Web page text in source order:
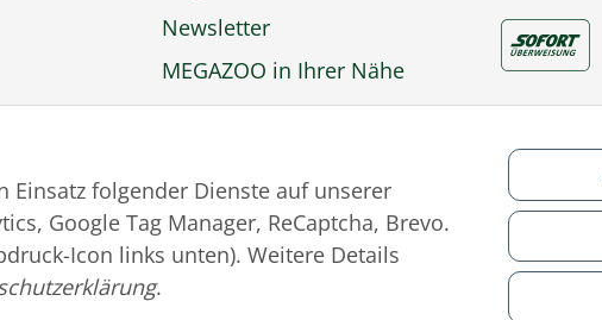
Einsatz folgender Dienste auf unserer
Google Tag Manager, ReCaptcha, Brevo.
Icon links unten). Weitere Details
.
Newsletter
MEGAZOO in Ihrer Nähe
Zu MEGAZOO-nord.de
© MEGAZOO Alpha GmbH